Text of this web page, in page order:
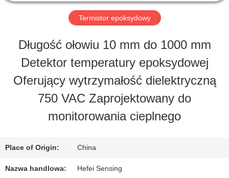
WYCIECZKA
PO
FABRYCE
KONTROLA
SKONTAKTUJ
Termistor epoksydowy
Długość ołowiu 10 mm do 1000 mm
Detektor temperatury epoksydowej
Oferujący wytrzymałość dielektryczną
750 VAC Zaprojektowany do
monitorowania cieplnego
Place of Origin: China
Nazwa handlowa: Hefei Sensing